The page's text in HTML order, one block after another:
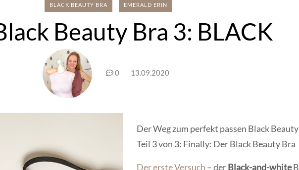
BLACK BEAUTY BRA EMERALD ERIN
Beauty Bra 3: BLACK
0 13.09.2020
Der Weg zum perfekt passen Black
Teil 3 von 3: Finally: Der Black Beauty Bra
Der erste Versuch – derBlack-and-white